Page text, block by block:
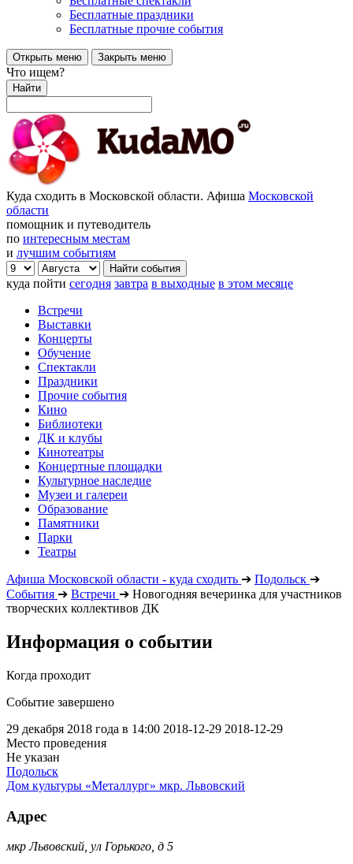
Бесплатные праздники
Бесплатные прочие события
Открыть меню Закрыть меню
Что ищем?
Найти
Куда сходить в Московской области. Афиша Московской
области
помощник и путеводитель
по интересным местам
и лучшим событиям
куда пойти сегодня завтра в выходные в этом месяце
Встречи
Выставки
Концерты
Обучение
Спектакли
Праздники
Прочие события
Кино
Библиотеки
ДК и клубы
Кинотеатры
Концертные площадки
Культурное наследие
Музеи и галереи
Образование
Памятники
Парки
Театры
Афиша Московской области - куда сходить ➔ Подольск ➔
События ➔ Встречи ➔ Новогодняя вечеринка для участников
творческих коллективов ДК
Информация о событии
Когда проходит
Событие завершено
29 декабря 2018 года в 14:00 2018-12-29 2018-12-29
Место проведения
Не указан
Подольск
Дом культуры «Металлург» мкр. Львовский
Адрес
мкр Львовский, ул Горького, д 5